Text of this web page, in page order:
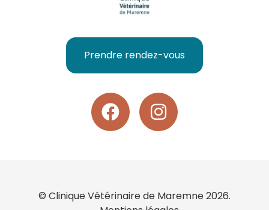
Prendre rendez-vous
© Clinique Vétérinaire de Maremne 2026.